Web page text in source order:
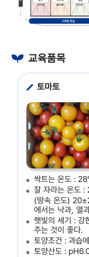
교육품목
토마토
싹트는 온도 :
잘 자라는 온
(땅속 온도)
에서는 낙과, 열
햇빛의 세기 : 강
주는 것이 좋다.
토양조건 : 과습
토양산도 :